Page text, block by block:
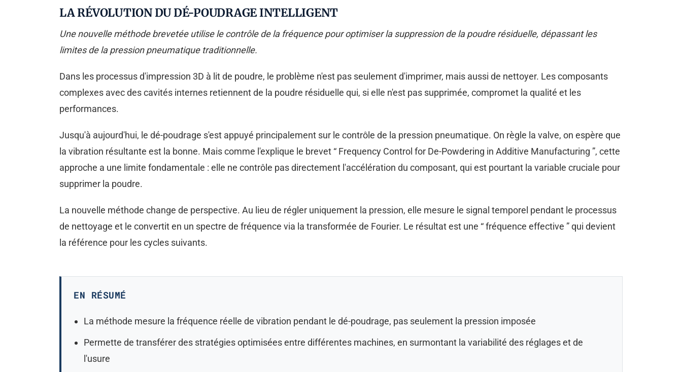
LA RÉVOLUTION DU DÉ-POUDRAGE INTELLIGENT
Une nouvelle méthode brevetée utilise le contrôle de la fréquence pour optimiser la suppression de la poudre résiduelle, dépassant les
limites de la pression pneumatique traditionnelle.
Dans les processus d'impression 3D à lit de poudre, le problème n'est pas seulement d'imprimer, mais aussi de nettoyer. Les composants
complexes avec des cavités internes retiennent de la poudre résiduelle qui, si elle n'est pas supprimée, compromet la qualité et les
performances.
Jusqu'à aujourd'hui, le dé-poudrage s'est appuyé principalement sur le contrôle de la pression pneumatique. On règle la valve, on espère que
la vibration résultante est la bonne. Mais comme l'explique le brevet “ Frequency Control for De-Powdering in Additive Manufacturing ”, cette
approche a une limite fondamentale : elle ne contrôle pas directement l'accélération du composant, qui est pourtant la variable cruciale pour
supprimer la poudre.
La nouvelle méthode change de perspective. Au lieu de régler uniquement la pression, elle mesure le signal temporel pendant le processus
de nettoyage et le convertit en un spectre de fréquence via la transformée de Fourier. Le résultat est une “ fréquence effective ” qui devient
la référence pour les cycles suivants.
EN RÉSUMÉ
La méthode mesure la fréquence réelle de vibration pendant le dé-poudrage, pas seulement la pression imposée
Permette de transférer des stratégies optimisées entre différentes machines, en surmontant la variabilité des réglages et de
l'usure